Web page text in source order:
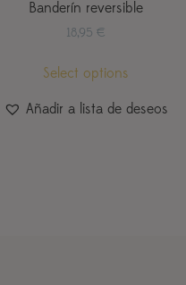
Banderín reversible
18,95 €
Select options
Añadir a lista de deseos